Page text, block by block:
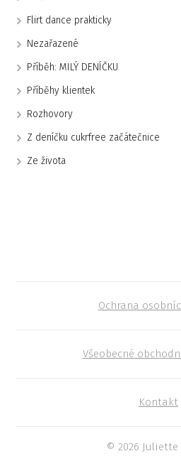
Flirt dance prakticky
Nezařazené
Příběh: MILÝ DENÍČKU
Příběhy klientek
Rozhovory
Z deníčku cukrfree začátečnice
Ze života
Ochrana
Všeobecné
Kontakt
© 2026 Juliette